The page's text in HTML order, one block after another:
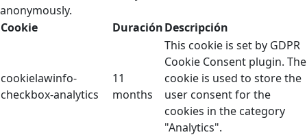
anonymously.
Cookie
DuraciónDescripción
cookielawinfo-
checkbox-analytics
11
months
This cookie is set by GDPR
Cookie Consent plugin. The
cookie is used to store the
user consent for the
cookies in the category
"Analytics".